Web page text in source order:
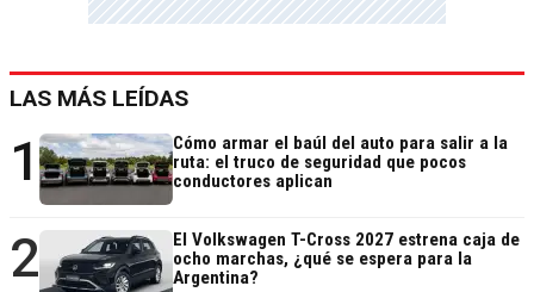
LAS MÁS LEÍDAS
1
Cómo armar el baúl del auto para salir a la
ruta: el truco de seguridad que pocos
conductores aplican
2
El Volkswagen T-Cross 2027 estrena caja de
ocho marchas, ¿qué se espera para la
Argentina?